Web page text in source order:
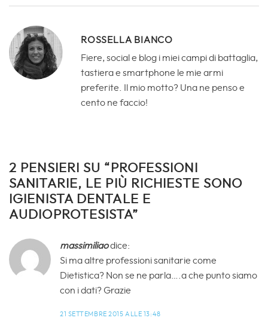
ROSSELLA BIANCO
Fiere, social e blog i miei campi di battaglia,
tastiera e smartphone le mie armi
preferite. Il mio motto? Una ne penso e
cento ne faccio!
2 PENSIERI SU “ PROFESSIONI
SANITARIE, LE PIÙ RICHIESTE SONO
IGIENISTA DENTALE E
AUDIOPROTESISTA”
massimiliaodice:
Si ma altre professioni sanitarie come
Dietistica? Non se ne parla….a che punto siamo
con i dati? Grazie
21 SETTEMBRE 2015 ALLE 13:48